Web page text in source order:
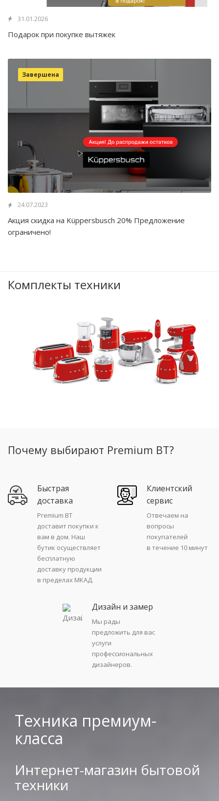
31.01.2026
Подарок при покупке вытяжек
24.07.2023
Акция скидка на Küppersbusch 20% Предложение
ограничено!
Завершена
Комплекты техники
Почему выбирают Premium BT?
Быстрая
доставка
Premium BT
доставит покупки к
вам в дом. Наш
бутик осуществляет
бесплатную
доставку продукции
в пределах МКАД.
Клиентский
сервис
Отвечаем на
вопросы
покупателей
в течение 10 минут
Дизайн и замер
Мы рады
предложить для вас
услуги
профессиональных
дизайнеров.
Техника премиум-
класса
Интернет-магазин бытовой
техники